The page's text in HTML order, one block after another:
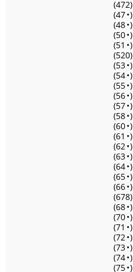
(472)
(47•)
(48•)
(50•)
(51 •)
(520)
(53•)
(54•)
(55•)
(56•)
(57•)
(58•)
(60•)
(61 •)
(62•)
(63•)
(64•)
(65•)
(66•)
(678)
(68•)
(70•)
(71 •)
(72•)
(73•)
(74•)
(75•)